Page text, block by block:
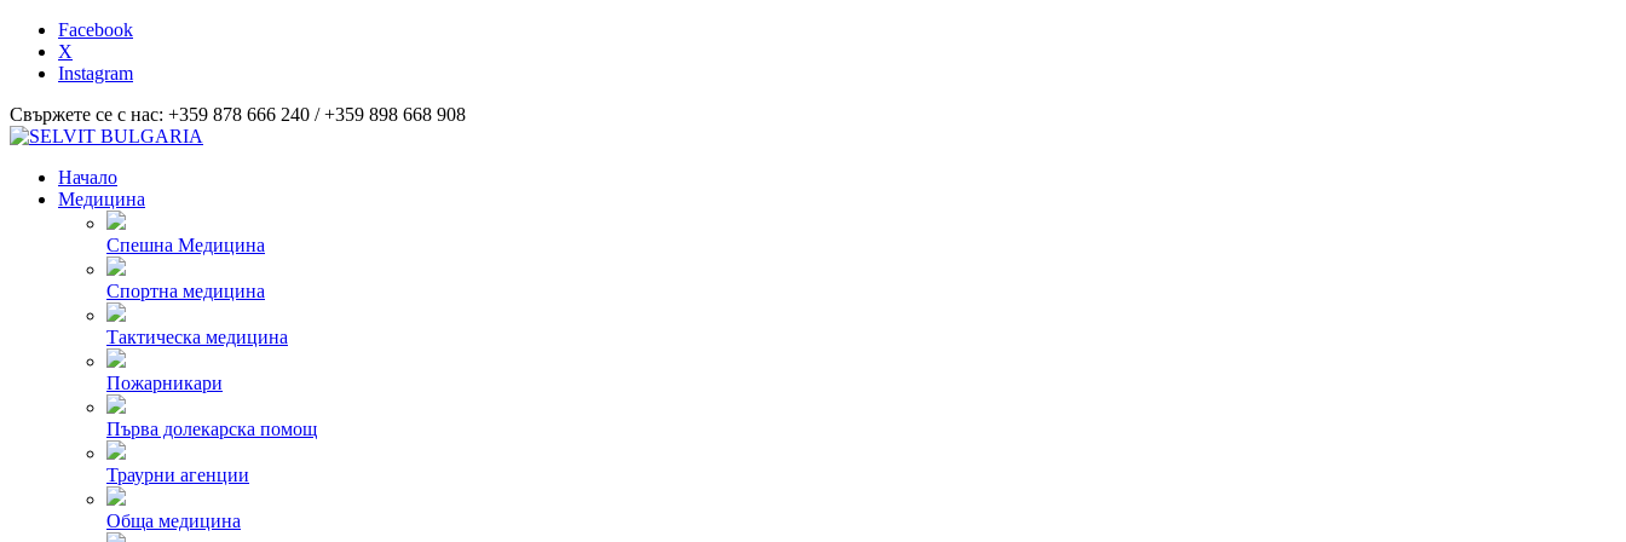
Facebook
X
Instagram
Свържете се с нас: +359 878 666 240 / +359 898 668 908
Начало
Медицина
Спешна Медицина
Спортна медицина
Тактическа медицина
Пожарникари
Първа долекарска помощ
Траурни агенции
Обща медицина